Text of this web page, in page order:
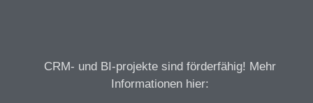
CRM- und BI-projekte sind förderfähig! Mehr
Informationen hier: